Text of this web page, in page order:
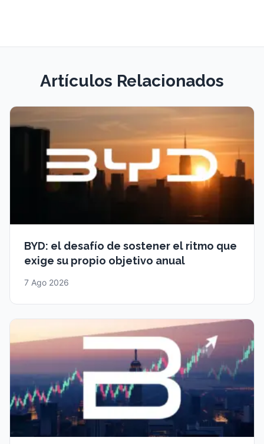
Artículos Relacionados
BYD: el desafío de sostener el ritmo que
exige su propio objetivo anual
7 Ago 2026